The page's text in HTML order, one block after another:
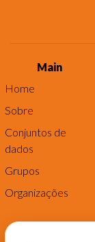
Main
Home
Sobre
Conjuntos de
dados
Grupos
Organizações